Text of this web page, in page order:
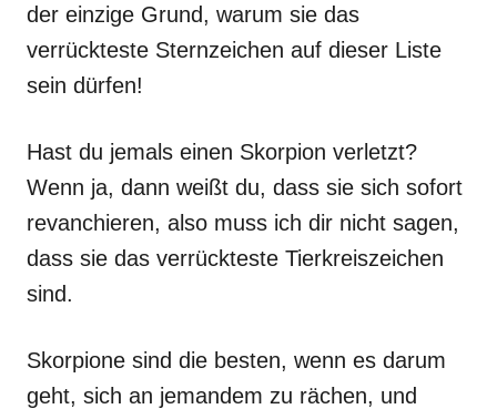
der einzige Grund, warum sie das
verrückteste Sternzeichen auf dieser Liste
sein dürfen!
Hast du jemals einen Skorpion verletzt?
Wenn ja, dann weißt du, dass sie sich sofort
revanchieren, also muss ich dir nicht sagen,
dass sie das verrückteste Tierkreiszeichen
sind.
Skorpione sind die besten, wenn es darum
geht, sich an jemandem zu rächen, und